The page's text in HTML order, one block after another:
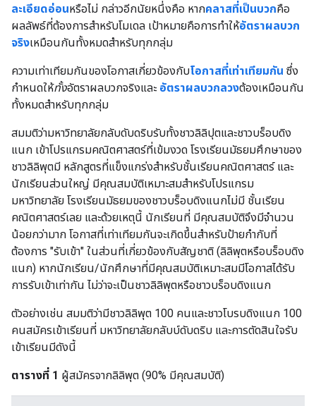
ละเอียดอ่อนหรือไม่ กล่าวอีกนัยหนึ่งคือ หากคลาสที่เป็นบวกคือ
ผลลัพธ์ที่ต้องการสำหรับโมเดล เป้าหมายคือการทำให้อัตราผลบวก
จริงเหมือนกันทั้งหมดสำหรับทุกกลุ่ม
ความเท่าเทียมกันของโอกาสเกี่ยวข้องกับโอกาสที่เท่าเทียมกัน ซึ่ง
กำหนดให้ทั้งอัตราผลบวกจริงและ อัตราผลบวกลวงต้องเหมือนกัน
ทั้งหมดสำหรับทุกกลุ่ม
สมมติว่ามหาวิทยาลัยกลับดับดริบรับทั้งชาวลิลิปุตและชาวบร็อบดิง
แนก เข้าโปรแกรมคณิตศาสตร์ที่เข้มงวด โรงเรียนมัธยมศึกษาของ
ชาวลิลิพุตมี หลักสูตรที่แข็งแกร่งสำหรับชั้นเรียนคณิตศาสตร์ และ
นักเรียนส่วนใหญ่ มีคุณสมบัติเหมาะสมสำหรับโปรแกรม
มหาวิทยาลัย โรงเรียนมัธยมของชาวบร็อบดิงแนกไม่มี ชั้นเรียน
คณิตศาสตร์เลย และด้วยเหตุนี้ นักเรียนที่ มีคุณสมบัติจึงมีจำนวน
น้อยกว่ามาก โอกาสที่เท่าเทียมกันจะเกิดขึ้นสำหรับป้ายกำกับที่
ต้องการ "รับเข้า" ในส่วนที่เกี่ยวข้องกับสัญชาติ (ลิลิพุตหรือบร็อบดิง
แนก) หากนักเรียน/นักศึกษาที่มีคุณสมบัติเหมาะสมมีโอกาสได้รับ
การรับเข้าเท่ากัน ไม่ว่าจะเป็นชาวลิลิพุตหรือชาวบร็อบดิงแนก
ตัวอย่างเช่น สมมติว่ามีชาวลิลิพุต 100 คนและชาวโบรบดิงแนก 100
คนสมัครเข้าเรียนที่ มหาวิทยาลัยกลับบ์ดับดริบ และการตัดสินใจรับ
เข้าเรียนมีดังนี้
ตารางที่ 1 ผู้สมัครจากลิลิพุต (90% มีคุณสมบัติ)